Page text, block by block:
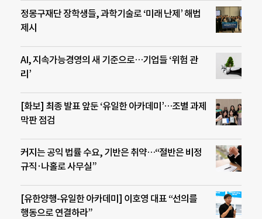
정몽구재단 장학생들, 과학기술로 ‘미래 난제’ 해법
제시
AI, 지속가능경영의 새 기준으로…기업들 ‘위험 관
리’
[화보] 최종 발표 앞둔 ‘유일한 아카데미’…조별 과제
막판 점검
커지는 공익 법률 수요, 기반은 취약…“절반은 비정
규직·나홀로 사무실”
[유한양행-유일한 아카데미] 이호영 대표 “선의를
행동으로 연결하라”